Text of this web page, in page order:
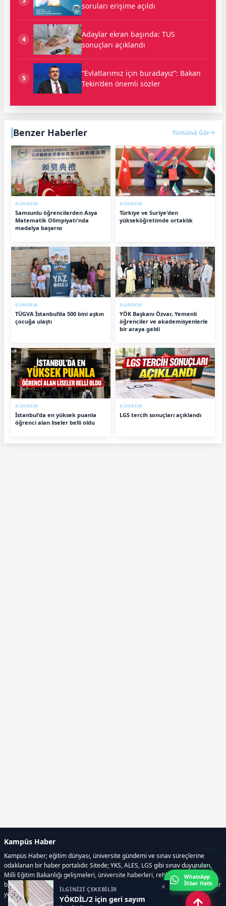
soruları erişime açıldı
4
Adaylar ekran başında: TUS
sonuçları açıklandı
5
“Evlatlarımız için buradayız”: Bakan
Tekin’den önemli sözler
Benzer Haberler Tümünü Gör
GÜNDEM
Samsunlu öğrencilerden Asya
Matematik Olimpiyatı'nda
madalya başarısı
GÜNDEM
Türkiye ve Suriye'den
yükseköğretimde ortaklık
GÜNDEM
TÜGVA İstanbul’da 500 bini aşkın
çocuğa ulaştı
GÜNDEM
YÖK Başkanı Özvar, Yemenli
öğrenciler ve akademisyenlerle
bir araya geldi
GÜNDEM
İstanbul'da en yüksek puanla
öğrenci alan liseler belli oldu
GÜNDEM
LGS tercih sonuçları açıklandı
İLGİNİZİ ÇEKEBİLİR
YÖKDİL/2 için geri sayım
×
Kampüs Haber
Kampüs Haber; eğitim dünyası, üniversite gündemi ve sınav süreçlerine
odaklanan bir haber portalıdır. Sitede; YKS, ALES, LGS gibi sınav duyuruları,
Milli Eğitim Bakanlığı gelişmeleri, üniversite haberleri, rehberlik içerikleri,
bilim ve teknoloji alanındaki yenilikler ile öğrenci yaşamına dair güncel bilgiler
yer alır.
WhatsApp
İhbar Hattı